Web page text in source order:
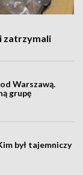
zatrzymali
Warszawą.
grupę
był tajemniczy